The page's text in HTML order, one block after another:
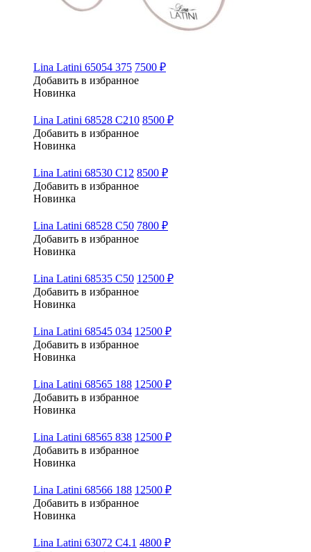
Lina Latini 65054 375 7500 ₽
Добавить в избранное
Новинка
Lina Latini 68528 C210 8500 ₽
Добавить в избранное
Новинка
Lina Latini 68530 C12 8500 ₽
Добавить в избранное
Новинка
Lina Latini 68528 C50 7800 ₽
Добавить в избранное
Новинка
Lina Latini 68535 C50 12500 ₽
Добавить в избранное
Новинка
Lina Latini 68545 034 12500 ₽
Добавить в избранное
Новинка
Lina Latini 68565 188 12500 ₽
Добавить в избранное
Новинка
Lina Latini 68565 838 12500 ₽
Добавить в избранное
Новинка
Lina Latini 68566 188 12500 ₽
Добавить в избранное
Новинка
Lina Latini 63072 C4.1 4800 ₽